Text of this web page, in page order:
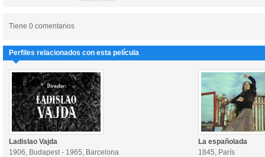
Tiene 0 comentarios
Perfiles relacionados con esta película
Ladislao Vajda
1906, Budapest - 1965, Barcelona
La españolada
1845, París